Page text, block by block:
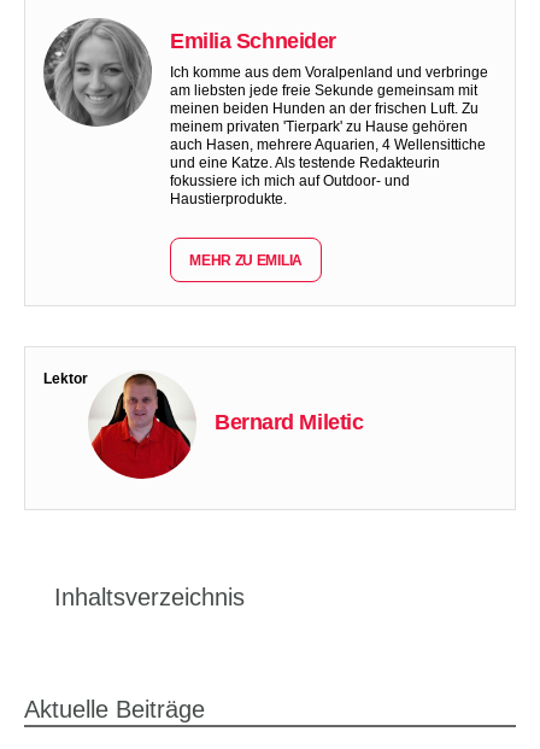
Emilia Schneider
Ich komme aus dem Voralpenland und verbringe
am liebsten jede freie Sekunde gemeinsam mit
meinen beiden Hunden an der frischen Luft. Zu
meinem privaten 'Tierpark' zu Hause gehören
auch Hasen, mehrere Aquarien, 4 Wellensittiche
und eine Katze. Als testende Redakteurin
fokussiere ich mich auf Outdoor- und
Haustierprodukte.
MEHR ZU EMILIA
Lektor
Bernard Miletic
Inhaltsverzeichnis
Aktuelle Beiträge